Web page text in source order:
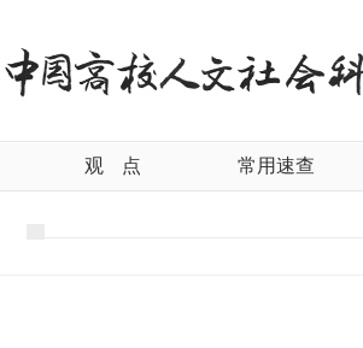
观 点 常用速查